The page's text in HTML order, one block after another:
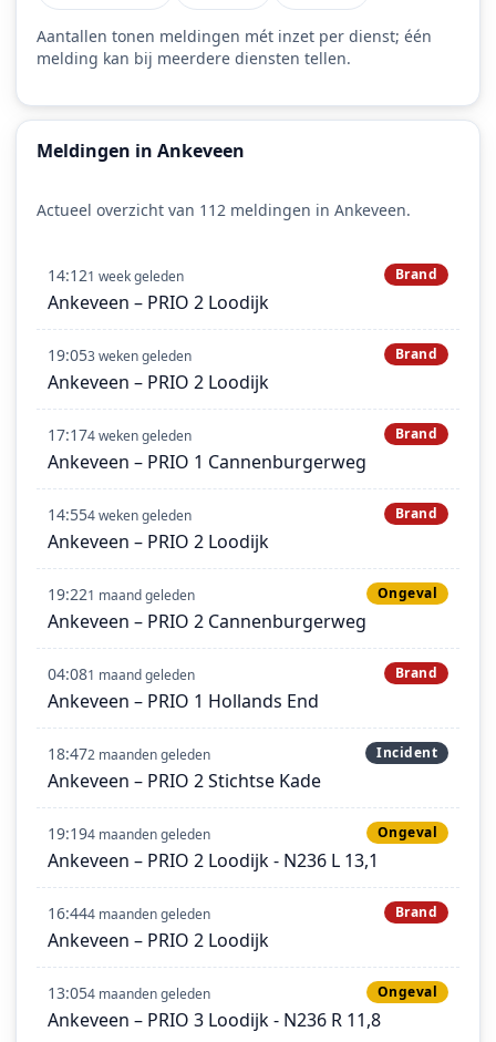
Aantallen tonen meldingen mét inzet per dienst; één
melding kan bij meerdere diensten tellen.
Meldingen in Ankeveen
Actueel overzicht van 112 meldingen in Ankeveen.
14:121 week geleden Brand
Ankeveen – PRIO 2 Loodijk
19:053 weken geleden Brand
Ankeveen – PRIO 2 Loodijk
17:174 weken geleden Brand
Ankeveen – PRIO 1 Cannenburgerweg
14:554 weken geleden Brand
Ankeveen – PRIO 2 Loodijk
19:221 maand geleden Ongeval
Ankeveen – PRIO 2 Cannenburgerweg
04:081 maand geleden Brand
Ankeveen – PRIO 1 Hollands End
18:472 maanden geleden Incident
Ankeveen – PRIO 2 Stichtse Kade
19:194 maanden geleden Ongeval
Ankeveen – PRIO 2 Loodijk - N236 L 13,1
16:444 maanden geleden Brand
Ankeveen – PRIO 2 Loodijk
13:054 maanden geleden Ongeval
Ankeveen – PRIO 3 Loodijk - N236 R 11,8